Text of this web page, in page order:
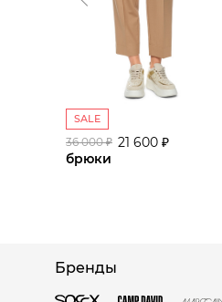
SALE
36 000 ₽ 21 600 ₽
брюки
Бренды